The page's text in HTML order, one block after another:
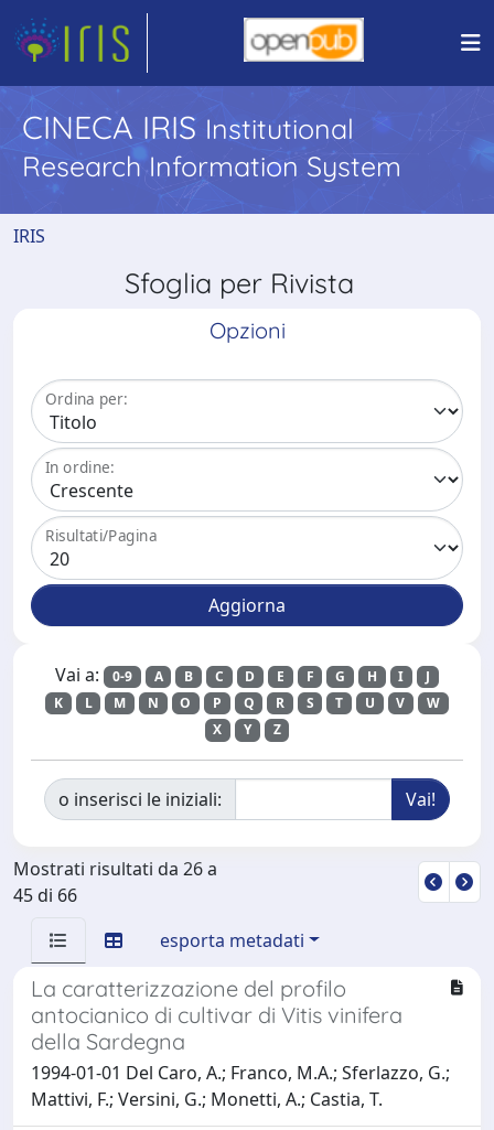
CINECA IRIS Institutional
Research Information System
IRIS
Sfoglia per Rivista
Opzioni
Ordina per:
In ordine:
Risultati/Pagina
Vai a: 0-9 A B C D E F G H I
J
K
L M N O P Q R S T U V
W
X
Y Z
o inserisci le iniziali:
Mostrati risultati da 26 a
45 di 66
esporta metadati
La caratterizzazione del profilo
antocianico di cultivar di Vitis vinifera
della Sardegna
1994-01-01 Del Caro, A.; Franco, M.A.; Sferlazzo, G.;
Mattivi, F.; Versini, G.; Monetti, A.; Castia, T.